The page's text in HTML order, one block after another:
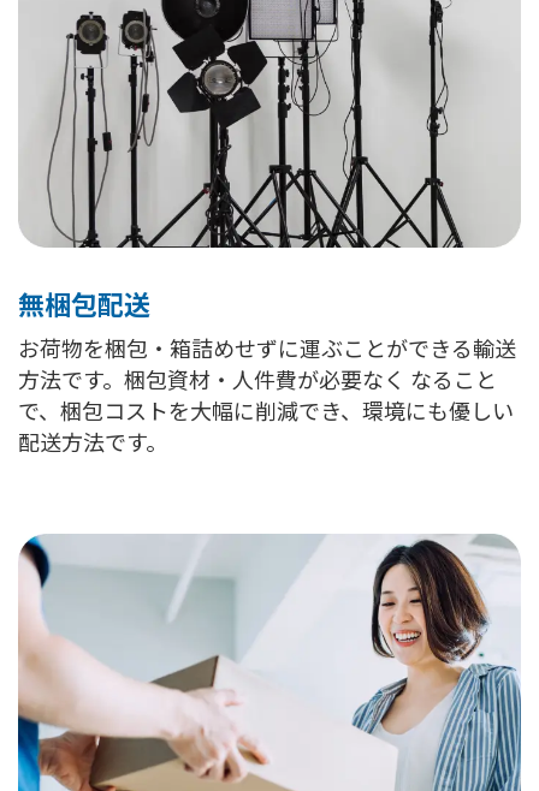
無梱包配送
お荷物を梱包・箱詰めせずに運ぶことができる輸送
方法です。梱包資材・人件費が必要なく なること
で、梱包コストを大幅に削減でき、環境にも優しい
配送方法です。